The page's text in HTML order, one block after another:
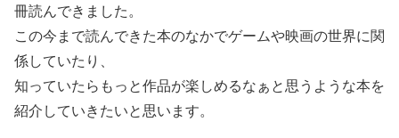
冊読んできました。
この今まで読んできた本のなかでゲームや映画の世界に関
係していたり、
知っていたらもっと作品が楽しめるなぁと思うような本を
紹介していきたいと思います。